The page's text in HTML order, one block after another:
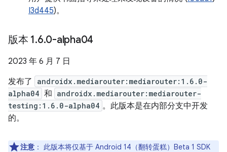
I3d445)。
版本 1.6.0-alpha04
2023 年 6 月 7 日
发布了
androidx.mediarouter:mediarouter:1.6.0-
alpha04 和 androidx.mediarouter:mediarouter-
testing:1.6.0-alpha04 。此版本是在内部分支中开发
的。
注意 ：
此版本将仅基于 Android 14（翻转蛋糕）Beta 1 SDK